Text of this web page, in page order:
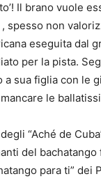
Il brano vuole
, spesso non
eseguita dal
per la pista.
a sua figlia con le
le
“Aché de
del
para ti”